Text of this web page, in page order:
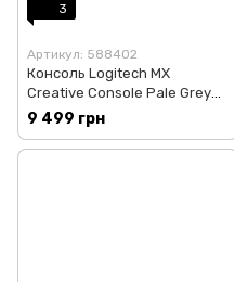
3
Артикул: 588402
Консоль Logitech MX
Creative Console Pale Grey
(920-012932)
9 499 грн